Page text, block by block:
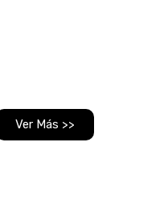
Ver Más >>